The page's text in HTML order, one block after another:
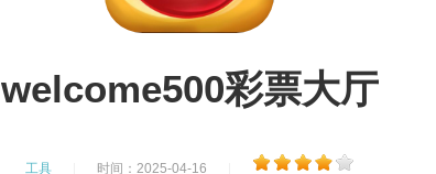
welcome500彩票大厅
工具 时间：2025-04-16